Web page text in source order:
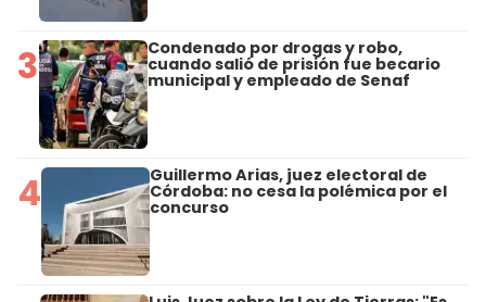
3 Condenado por drogas y robo,
cuando salió de prisión fue becario
municipal y empleado de Senaf
4 Guillermo Arias, juez electoral de
Córdoba: no cesa la polémica por el
concurso